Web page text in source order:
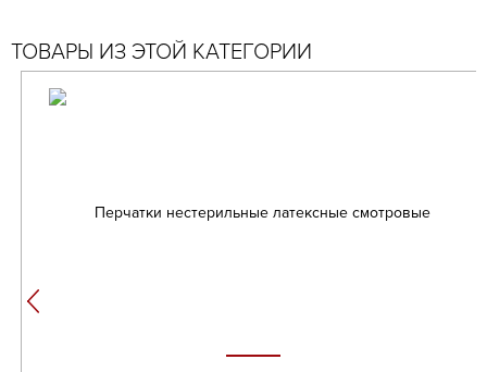
ТОВАРЫ ИЗ ЭТОЙ КАТЕГОРИИ